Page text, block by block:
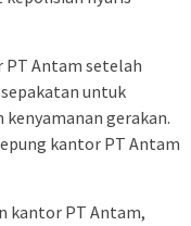
PT Antam setelah
untuk
kenyamanan gerakan.
kantor PT Antam
kantor PT Antam,